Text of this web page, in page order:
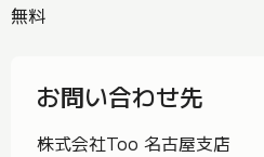
無料
お問い合わせ先
株式会社Too 名古屋支店